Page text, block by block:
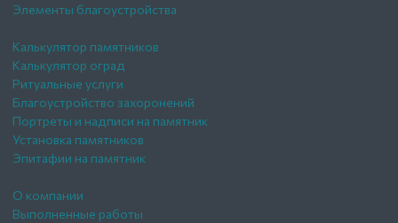
Элементы благоустройства
Калькулятор памятников
Калькулятор оград
Ритуальные услуги
Благоустройство захоронений
Портреты и надписи на памятник
Установка памятников
Эпитафии на памятник
О компании
Выполненные работы